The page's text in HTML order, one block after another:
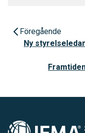
Föregående
Ny